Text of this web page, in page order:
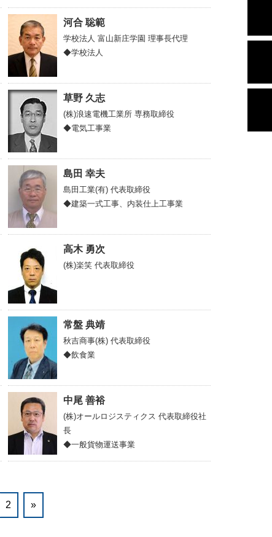
河合 聡範
学校法人 富山新庄学園 理事長代理
◆学校法人
草野 久志
(株)浪速電機工業所 専務取締役
◆電気工事業
島田 幸夫
島田工業(有) 代表取締役
◆建築一式工事、内装仕上工事業
高木 勇次
(株)楽笑 代表取締役
常盤 典靖
秋吉商事(株) 代表取締役
◆飲食業
中尾 善裕
(株)オールロジスティクス 代表取締役社
長
◆一般貨物運送事業
2 »